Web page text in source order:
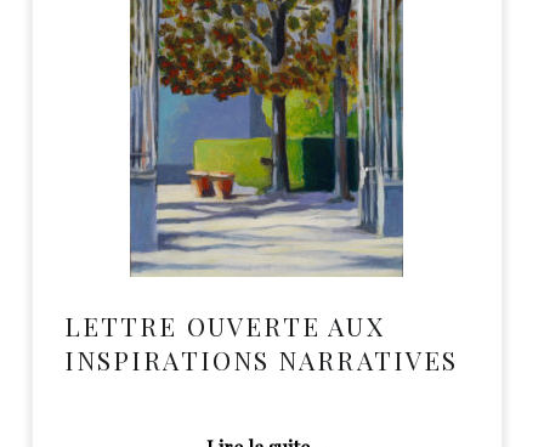
LETTRE OUVERTE AUX
INSPIRATIONS NARRATIVES